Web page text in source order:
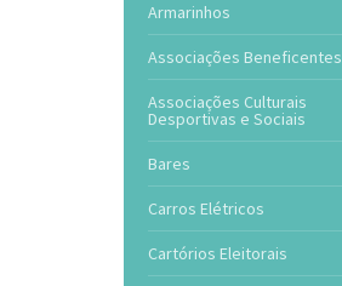
Armarinhos
Associações Beneficentes
Associações Culturais
Desportivas e Sociais
Bares
Carros Elétricos
Cartórios Eleitorais